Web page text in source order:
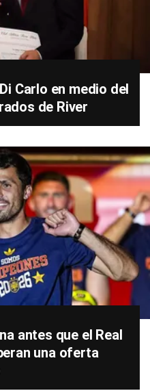
Carlo en medio del
de River
antes que el Real
una oferta